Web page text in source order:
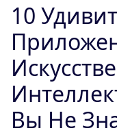
10
Вы Не